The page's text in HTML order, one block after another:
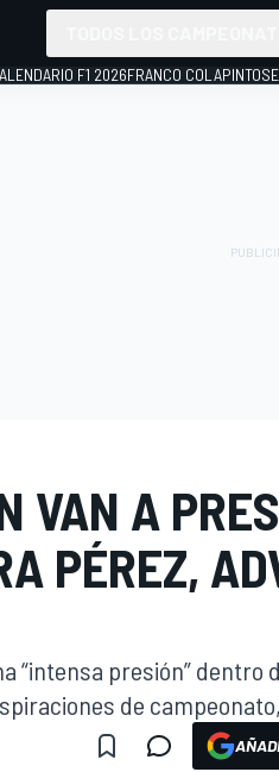
F1 2026FRANCO COLAPINTO
VAN A
PÉREZ,
“intensa presión” dentro
de